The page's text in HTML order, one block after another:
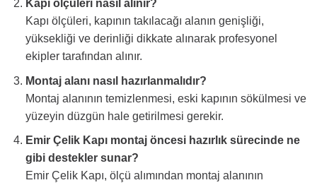
Kapı ölçüleri nasıl alınır?
Kapı ölçüleri, kapının takılacağı alanın genişliği,
yüksekliği ve derinliği dikkate alınarak profesyonel
ekipler tarafından alınır.
Montaj alanı nasıl hazırlanmalıdır?
Montaj alanının temizlenmesi, eski kapının sökülmesi ve
yüzeyin düzgün hale getirilmesi gerekir.
Emir Çelik Kapı montaj öncesi hazırlık sürecinde ne
gibi destekler sunar?
Emir Çelik Kapı, ölçü alımından montaj alanının